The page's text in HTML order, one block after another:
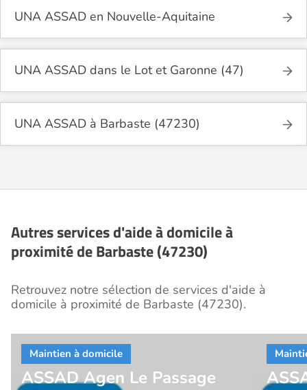
UNA ASSAD en Nouvelle-Aquitaine
UNA ASSAD dans le Lot et Garonne (47)
UNA ASSAD à Barbaste (47230)
Autres services d'aide à domicile à
proximité de Barbaste (47230)
Retrouvez notre sélection de services d'aide à
domicile à proximité de Barbaste (47230).
ASSAD Agen Le Passage